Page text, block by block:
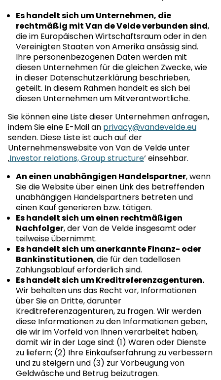
Es handelt sich um Unternehmen, die
rechtmäßig mit Van de Velde verbunden sind,
die im Europäischen Wirtschaftsraum oder in den
Vereinigten Staaten von Amerika ansässig sind.
Ihre personenbezogenen Daten werden mit
diesen Unternehmen für die gleichen Zwecke, wie
in dieser Datenschutzerklärung beschrieben,
geteilt. In diesem Rahmen handelt es sich bei
diesen Unternehmen um Mitverantwortliche.
Sie können eine Liste dieser Unternehmen anfragen,
indem Sie eine E-Mail an privacy@vandevelde.eu
senden. Diese Liste ist auch auf der
Unternehmenswebsite von Van de Velde unter
‚Investor relations, Group structure‘ einsehbar.
An einen unabhängigen Handelspartner, wenn
Sie die Website über einen Link des betreffenden
unabhängigen Handelspartners betreten und
einen Kauf generieren bzw. tätigen.
Es handelt sich um einen rechtmäßigen
Nachfolger, der Van de Velde insgesamt oder
teilweise übernimmt.
Es handelt sich um anerkannte Finanz- oder
Bankinstitutionen, die für den tadellosen
Zahlungsablauf erforderlich sind.
Es handelt sich um Kreditreferenzagenturen.
Wir behalten uns das Recht vor, Informationen
über Sie an Dritte, darunter
Kreditreferenzagenturen, zu fragen. Wir werden
diese Informationen zu den Informationen geben,
die wir im Vorfeld von Ihnen verarbeitet haben,
damit wir in der Lage sind: (1) Waren oder Dienste
zu liefern; (2) Ihre Einkaufserfahrung zu verbessern
und zu steigern und (3) zur Vorbeugung von
Geldwäsche und Betrug beizutragen.